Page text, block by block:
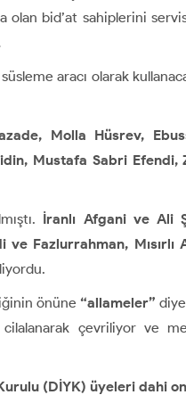
olan bid’at sahiplerini
aracı olarak
Molla Hüsrev,
Mustafa Sabri
İranlı Afgani ve Ali
ve Fazlurrahman,
önüne “allameler” diye
çevriliyor ve
(DİYK) üyeleri dahi